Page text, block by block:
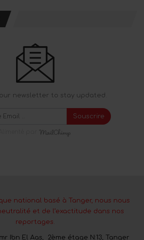
newsletter to stay updated.
Souscrire
national basé à Tanger, nous nous
et de l’exactitude dans nos
reportages.
Ibn El Aas, 2ème étage N:13, Tanger